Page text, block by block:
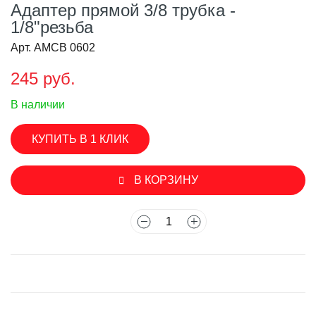
Адаптер прямой 3/8 трубка -
1/8"резьба
Арт. AMCB 0602
245 руб.
В наличии
КУПИТЬ В 1 КЛИК
В КОРЗИНУ